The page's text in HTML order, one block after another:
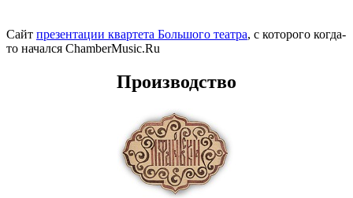
Сайт презентации квартета Большого театра, с которого когда-
то начался ChamberMusic.Ru
Производство